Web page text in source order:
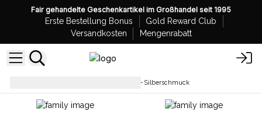
Fair gehandelte Geschenkartikel im Großhandel seit 1995
Erste Bestellung Bonus
Gold Reward Club
Versandkosten
Mengenrabatt
Baum des Lebens - Silberschmuck